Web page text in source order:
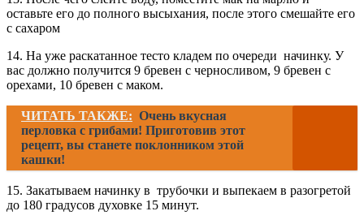
оставьте его до полного высыхания, после этого смешайте его
с сахаром
14. На уже раскатанное тесто кладем по очереди начинку. У
вас должно получится 9 бревен с черносливом, 9 бревен с
орехами, 10 бревен с маком.
ЧИТАТЬ ТАКЖЕ: Очень вкусная
перловка с грибами! Приготовив этот
рецепт, вы станете поклонником этой
кашки!
15. Закатываем начинку в трубочки и выпекаем в разогретой
до 180 градусов духовке 15 минут.